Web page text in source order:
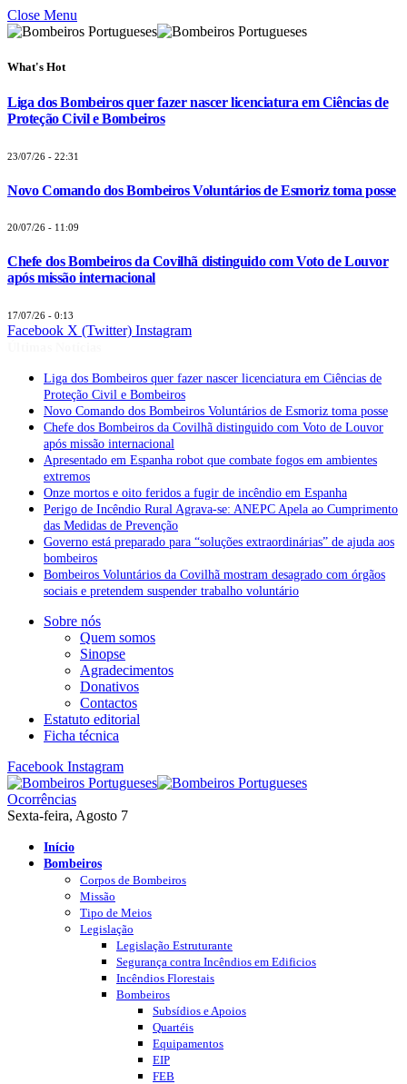
Close Menu
What's Hot
Liga dos Bombeiros quer fazer nascer licenciatura em Ciências de
Proteção Civil e Bombeiros
23/07/26 - 22:31
Novo Comando dos Bombeiros Voluntários de Esmoriz toma posse
20/07/26 - 11:09
Chefe dos Bombeiros da Covilhã distinguido com Voto de Louvor
após missão internacional
17/07/26 - 0:13
Facebook X (Twitter) Instagram
Liga dos Bombeiros quer fazer nascer licenciatura em Ciências de
Proteção Civil e Bombeiros
Novo Comando dos Bombeiros Voluntários de Esmoriz toma posse
Chefe dos Bombeiros da Covilhã distinguido com Voto de Louvor
após missão internacional
Apresentado em Espanha robot que combate fogos em ambientes
extremos
Onze mortos e oito feridos a fugir de incêndio em Espanha
Perigo de Incêndio Rural Agrava-se: ANEPC Apela ao Cumprimento
das Medidas de Prevenção
Governo está preparado para “soluções extraordinárias” de ajuda aos
bombeiros
Bombeiros Voluntários da Covilhã mostram desagrado com órgãos
sociais e pretendem suspender trabalho voluntário
Sobre nós
Quem somos
Sinopse
Agradecimentos
Donativos
Contactos
Estatuto editorial
Ficha técnica
Facebook Instagram
Ocorrências
Sexta-feira, Agosto 7
Início
Bombeiros
Corpos de Bombeiros
Missão
Tipo de Meios
Legislação
Legislação Estruturante
Segurança contra Incêndios em Edificios
Incêndios Florestais
Bombeiros
Subsídios e Apoios
Quartéis
Equipamentos
EIP
FEB